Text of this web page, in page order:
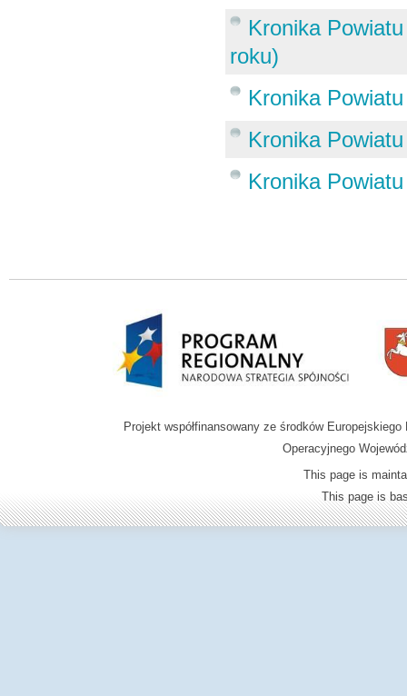
Kronika
roku)
Kronika
Kronika
Kronika
Projekt współfinansowany ze środków
Operacyjnego
This page is
This page is